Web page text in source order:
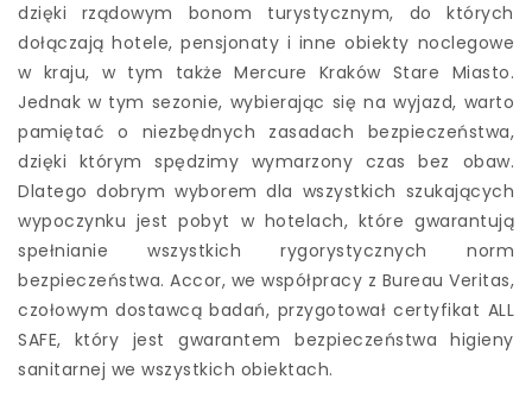
dzięki rządowym bonom turystycznym, do których
dołączają hotele, pensjonaty i inne obiekty noclegowe
w kraju, w tym także Mercure Kraków Stare Miasto.
Jednak w tym sezonie, wybierając się na wyjazd, warto
pamiętać o niezbędnych zasadach bezpieczeństwa,
dzięki którym spędzimy wymarzony czas bez obaw.
Dlatego dobrym wyborem dla wszystkich szukających
wypoczynku jest pobyt w hotelach, które gwarantują
spełnianie wszystkich rygorystycznych norm
bezpieczeństwa. Accor, we współpracy z Bureau Veritas,
czołowym dostawcą badań, przygotował certyfikat ALL
SAFE, który jest gwarantem bezpieczeństwa higieny
sanitarnej we wszystkich obiektach.